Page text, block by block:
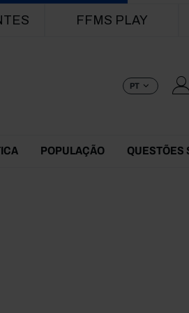
FFMS PLAY
PT
POPULAÇÃO QUESTÕES